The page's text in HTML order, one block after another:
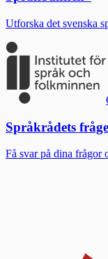
Utforska det svenska
Språkrådets
Få svar på dina frågor